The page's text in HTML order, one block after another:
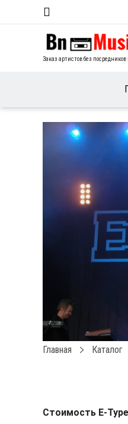
Заказ артистов без
Главная Каталог
Стоимость E-